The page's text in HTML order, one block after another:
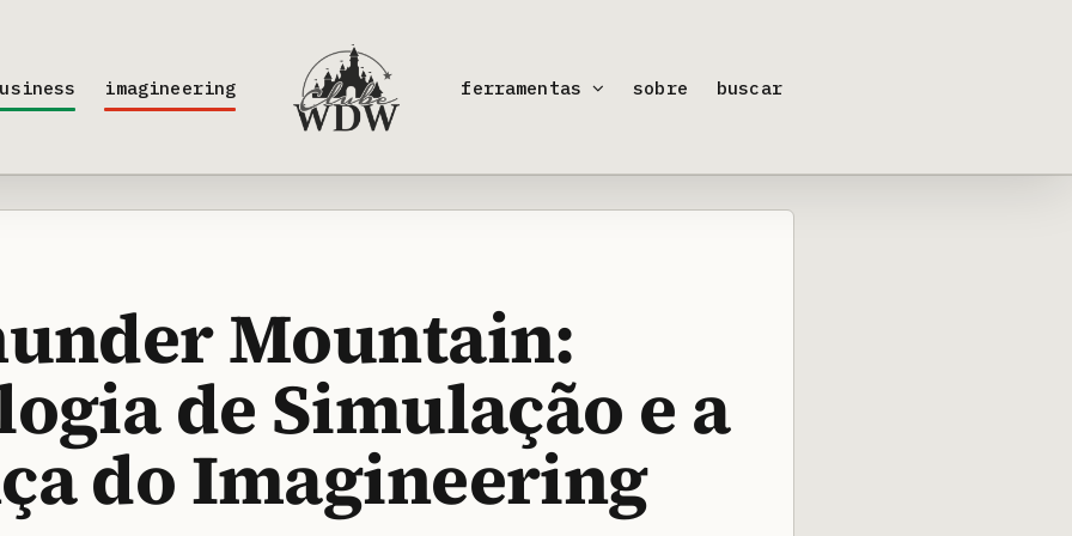
imagineering ferramentas sobre buscar
Mountain:
de Simulação e a
do Imagineering